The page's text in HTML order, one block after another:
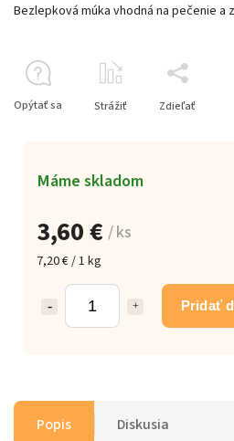
3,60 € / ks
7,20 € / 1 kg
Pridať
Máme skladom
Bezlepková múka vhodná na pečenie a
Opýtať sa Strážiť Zdieľať
Popis Diskusia